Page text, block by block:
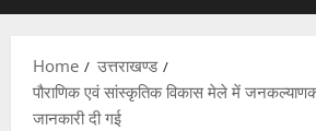
Home
उत्तराखण्ड
पौराणिक एवं सांस्कृतिक विकास मेले में
जानकारी दी गई